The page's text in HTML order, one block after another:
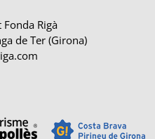
Rigà
de Ter (Girona)